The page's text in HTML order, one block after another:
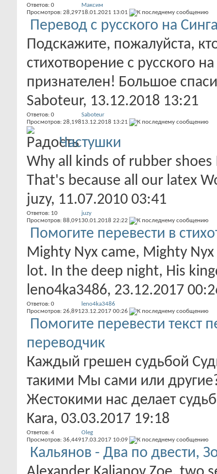
Ответов: 0
Просмотров: 28,297
Максим
18.01.2021 13:01
Перевод с русского на
Подскажите, пожалуйста,
стихотворение с русского
признателен! Большое
Saboteur, 13.12.2018 13:21
Ответов: 0
Просмотров: 28,198
Saboteur
13.12.2018 13:21
Частушки
Why all kinds of rubber
That's because all our latex
juzy, 11.07.2010 03:41
Ответов: 10
Просмотров: 88,091
juzy
30.01.2018 22:22
Помогите перевести в
Mighty Nyx came, Mighty
lot. In the deep night, His
leno4ka3486, 23.12.2017
Ответов: 0
Просмотров: 26,891
leno4ka3486
23.12.2017 00:26
Помогите перевести текст
переводчик
Каждый грешен судьбой
такими Мы сами или
Жестокими нас делает
Kara, 03.03.2017 19:18
Ответов: 4
Просмотров: 36,449
Oleg
17.03.2017 10:09
Кальянов - Два по двести,